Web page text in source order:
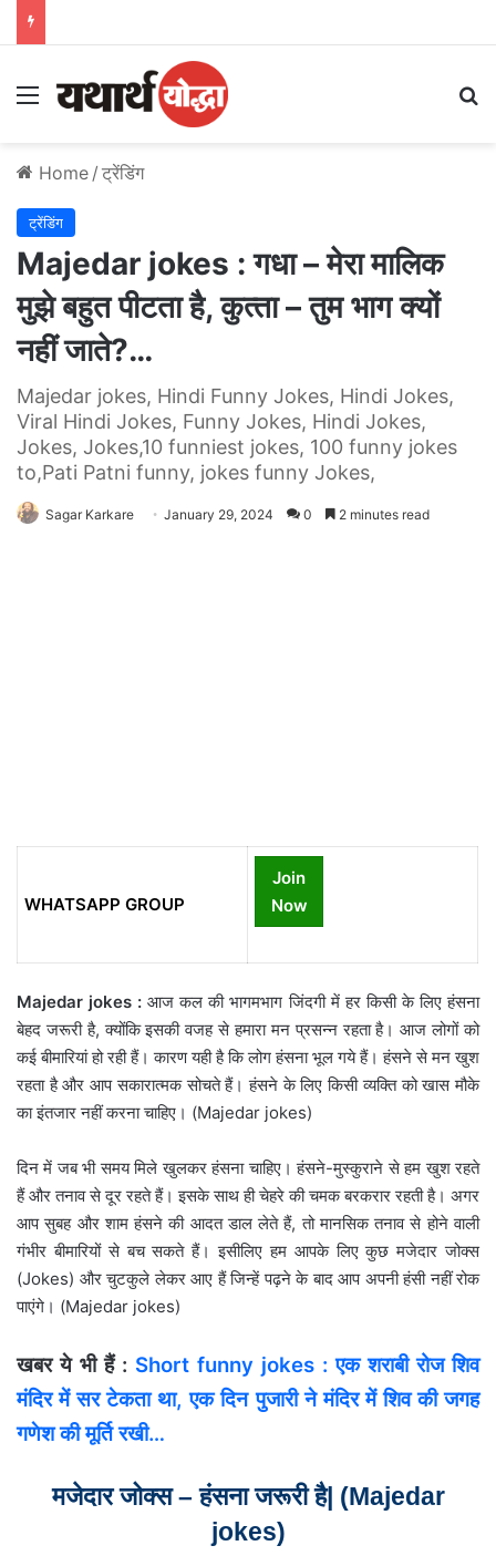
Menu
Home / ट्रेंडिंग
ट्रेंडिंग
Majedar jokes : गधा – मेरा मालिक
मुझे बहुत पीटता है, कुत्‍ता – तुम भाग क्‍यों
नहीं जाते?…
Majedar jokes, Hindi Funny Jokes, Hindi Jokes,
Viral Hindi Jokes, Funny Jokes, Hindi Jokes,
Jokes, Jokes,10 funniest jokes, 100 funny jokes
to,Pati Patni funny, jokes funny Jokes,
Sagar Karkare January 29, 2024 0 2 minutes read
WHATSAPP GROUP
Join
Now
Majedar jokes : आज कल की भागमभाग जिंदगी में हर किसी के लिए हंसना
बेहद जरूरी है, क्योंकि इसकी वजह से हमारा मन प्रसन्न रहता है। आज लोगों को
कई बीमारियां हो रही हैं। कारण यही है कि लोग हंसना भूल गये हैं। हंसने से मन खुश
रहता है और आप सकारात्मक सोचते हैं। हंसने के लिए किसी व्यक्ति को खास मौके
का इंतजार नहीं करना चाहिए। (Majedar jokes)
दिन में जब भी समय मिले खुलकर हंसना चाहिए। हंसने-मुस्कुराने से हम खुश रहते
हैं और तनाव से दूर रहते हैं। इसके साथ ही चेहरे की चमक बरकरार रहती है। अगर
आप सुबह और शाम हंसने की आदत डाल लेते हैं, तो मानसिक तनाव से होने वाली
गंभीर बीमारियों से बच सकते हैं। इसीलिए हम आपके लिए कुछ मजेदार जोक्स
(Jokes) और चुटकुले लेकर आए हैं जिन्हें पढ़ने के बाद आप अपनी हंसी नहीं रोक
पाएंगे। (Majedar jokes)
खबर ये भी हैं : Short funny jokes : एक शराबी रोज शिव
मंदिर में सर टेकता था, एक दिन पुजारी ने मंदिर में शिव की जगह
गणेश की मूर्ति रखी…
मजेदार जोक्स – हंसना जरूरी है| (Majedar
jokes)